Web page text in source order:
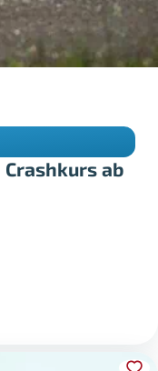
ab